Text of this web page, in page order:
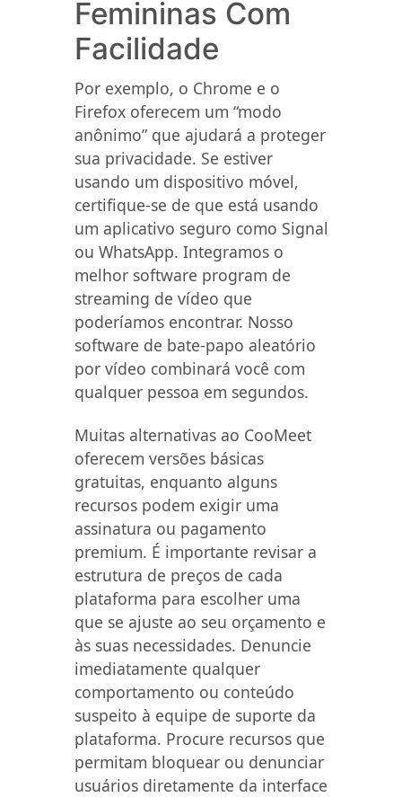
Femininas Com
Facilidade
Por exemplo, o Chrome e o
Firefox oferecem um “modo
anônimo” que ajudará a proteger
sua privacidade. Se estiver
usando um dispositivo móvel,
certifique-se de que está usando
um aplicativo seguro como Signal
ou WhatsApp. Integramos o
melhor software program de
streaming de vídeo que
poderíamos encontrar. Nosso
software de bate-papo aleatório
por vídeo combinará você com
qualquer pessoa em segundos.
Muitas alternativas ao CooMeet
oferecem versões básicas
gratuitas, enquanto alguns
recursos podem exigir uma
assinatura ou pagamento
premium. É importante revisar a
estrutura de preços de cada
plataforma para escolher uma
que se ajuste ao seu orçamento e
às suas necessidades. Denuncie
imediatamente qualquer
comportamento ou conteúdo
suspeito à equipe de suporte da
plataforma. Procure recursos que
permitam bloquear ou denunciar
usuários diretamente da interface